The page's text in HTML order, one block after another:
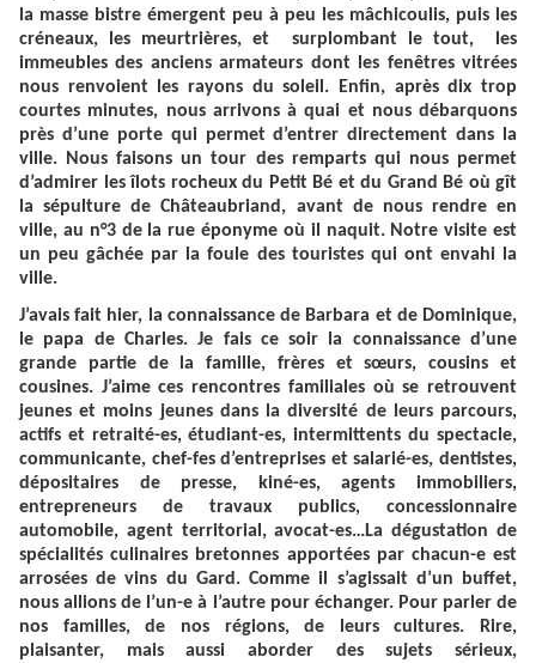
la masse bistre émergent peu à peu les mâchicoulis, puis les
créneaux, les meurtrières, et surplombant le tout, les
immeubles des anciens armateurs dont les fenêtres vitrées
nous renvoient les rayons du soleil. Enfin, après dix trop
courtes minutes, nous arrivons à quai et nous débarquons
près d’une porte qui permet d’entrer directement dans la
ville. Nous faisons un tour des remparts qui nous permet
d’admirer les îlots rocheux du Petit Bé et du Grand Bé où gît
la sépulture de Châteaubriand, avant de nous rendre en
ville, au n°3 de la rue éponyme où il naquit. Notre visite est
un peu gâchée par la foule des touristes qui ont envahi la
ville.
J’avais fait hier, la connaissance de Barbara et de Dominique,
le papa de Charles. Je fais ce soir la connaissance d’une
grande partie de la famille, frères et sœurs, cousins et
cousines. J’aime ces rencontres familiales où se retrouvent
jeunes et moins jeunes dans la diversité de leurs parcours,
actifs et retraité-es, étudiant-es, intermittents du spectacle,
communicante, chef-fes d’entreprises et salarié-es, dentistes,
dépositaires de presse, kiné-es, agents immobiliers,
entrepreneurs de travaux publics, concessionnaire
automobile, agent territorial, avocat-es…La dégustation de
spécialités culinaires bretonnes apportées par chacun-e est
arrosées de vins du Gard. Comme il s’agissait d’un buffet,
nous allions de l’un-e à l’autre pour échanger. Pour parler de
nos familles, de nos régions, de leurs cultures. Rire,
plaisanter, mais aussi aborder des sujets sérieux,